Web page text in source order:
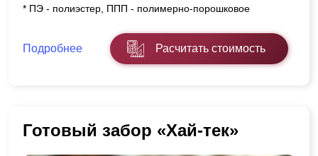
* ПЭ - полиэстер, ППП - полимерно-порошковое
Подробнее Расчитать стоимость
Готовый забор «Хай-тек»